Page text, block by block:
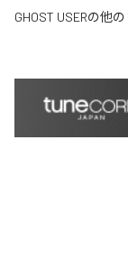
GHOST USERの他の